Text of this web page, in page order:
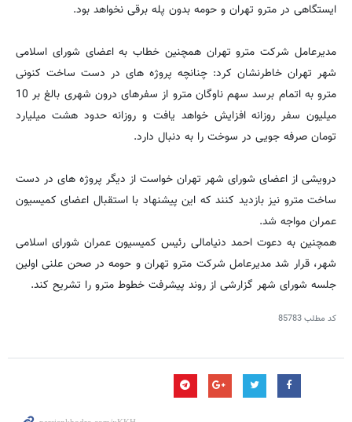
ایستگاهی در مترو تهران و حومه بدون پله برقی نخواهد بود.
مدیرعامل شرکت مترو تهران همچنین خطاب به اعضای شورای اسلامی
شهر تهران خاطرنشان کرد: چنانچه پروژه های در دست ساخت کنونی
مترو به اتمام برسد سهم ناوگان مترو از سفرهای درون شهری بالغ بر 10
میلیون سفر روزانه افزایش خواهد یافت و روزانه حدود هشت میلیارد
تومان صرفه جویی در سوخت را به دنبال دارد.
درویشی از اعضای شورای شهر تهران خواست از دیگر پروژه های در دست
ساخت مترو نیز بازدید کنند که این پیشنهاد با استقبال اعضای کمیسیون
عمران مواجه شد.
همچنین به دعوت احمد دنیامالی رئیس کمیسیون عمران شورای اسلامی
شهر، قرار شد مدیرعامل شرکت مترو تهران و حومه در صحن علنی اولین
جلسه شورای شهر گزارشی از روند پیشرفت خطوط مترو را تشریح کند.
کد مطلب85783